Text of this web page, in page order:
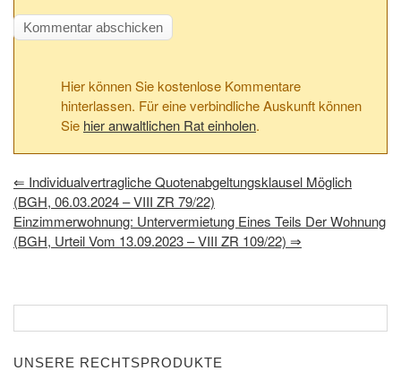
Hier können Sie kostenlose Kommentare
hinterlassen. Für eine verbindliche Auskunft können
Sie hier anwaltlichen Rat einholen.
⇐ Individualvertragliche Quotenabgeltungsklausel Möglich
(BGH, 06.03.2024 – VIII ZR 79/22)
Einzimmerwohnung: Untervermietung Eines Teils Der Wohnung
(BGH, Urteil Vom 13.09.2023 – VIII ZR 109/22) ⇒
UNSERE RECHTSPRODUKTE